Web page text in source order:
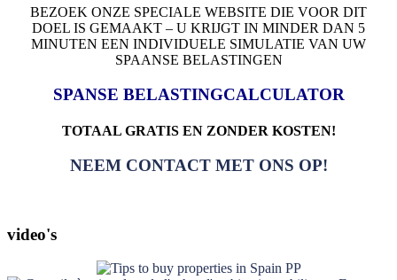
BEZOEK ONZE SPECIALE WEBSITE DIE VOOR DIT
DOEL IS GEMAAKT – U KRIJGT IN MINDER DAN 5
MINUTEN EEN INDIVIDUELE SIMULATIE VAN UW
SPAANSE BELASTINGEN
SPANSE BELASTINGCALCULATOR
TOTAAL GRATIS EN ZONDER KOSTEN!
NEEM CONTACT MET ONS OP!
video's